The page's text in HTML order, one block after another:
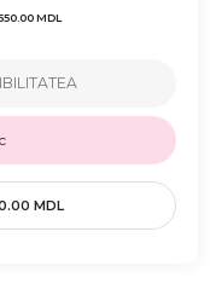
MDL
MDL